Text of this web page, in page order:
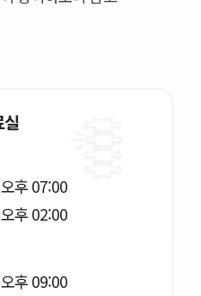
후 07:00
후 02:00
후 09:00